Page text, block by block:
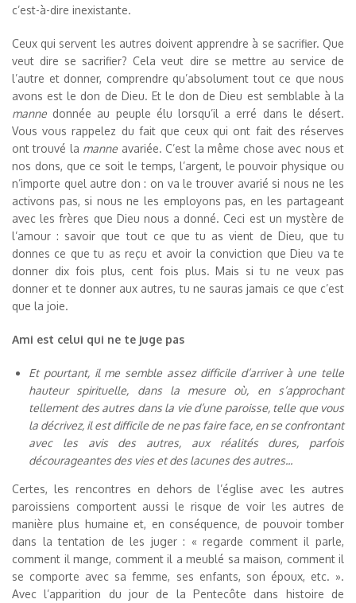
c’est-à-dire inexistante.
Ceux qui servent les autres doivent apprendre à se sacrifier. Que
veut dire se sacrifier? Cela veut dire se mettre au service de
l’autre et donner, comprendre qu’absolument tout ce que nous
avons est le don de Dieu. Et le don de Dieu est semblable à la
manne donnée au peuple élu lorsqu’il a erré dans le désert.
Vous vous rappelez du fait que ceux qui ont fait des réserves
ont trouvé la manne avariée. C’est la même chose avec nous et
nos dons, que ce soit le temps, l’argent, le pouvoir physique ou
n’importe quel autre don : on va le trouver avarié si nous ne les
activons pas, si nous ne les employons pas, en les partageant
avec les frères que Dieu nous a donné. Ceci est un mystère de
l’amour : savoir que tout ce que tu as vient de Dieu, que tu
donnes ce que tu as reçu et avoir la conviction que Dieu va te
donner dix fois plus, cent fois plus. Mais si tu ne veux pas
donner et te donner aux autres, tu ne sauras jamais ce que c’est
que la joie.
Ami est celui qui ne te juge pas
Et pourtant, il me semble assez difficile d’arriver à une telle
hauteur spirituelle, dans la mesure où, en s’approchant
tellement des autres dans la vie d’une paroisse, telle que vous
la décrivez, il est difficile de ne pas faire face, en se confrontant
avec les avis des autres, aux réalités dures, parfois
décourageantes des vies et des lacunes des autres...
Certes, les rencontres en dehors de l’église avec les autres
paroissiens comportent aussi le risque de voir les autres de
manière plus humaine et, en conséquence, de pouvoir tomber
dans la tentation de les juger : « regarde comment il parle,
comment il mange, comment il a meublé sa maison, comment il
se comporte avec sa femme, ses enfants, son époux, etc. ».
Avec l’apparition du jour de la Pentecôte dans histoire de